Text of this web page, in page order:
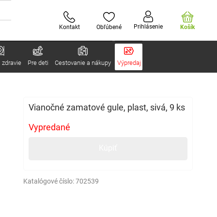
Kontakt Obľúbené Prihlásenie Košík
zdravie Pre deti Cestovanie a nákupy Výpredaj
Vianočné zamatové gule, plast, sivá, 9 ks
Vypredané
Katalógové číslo:702539